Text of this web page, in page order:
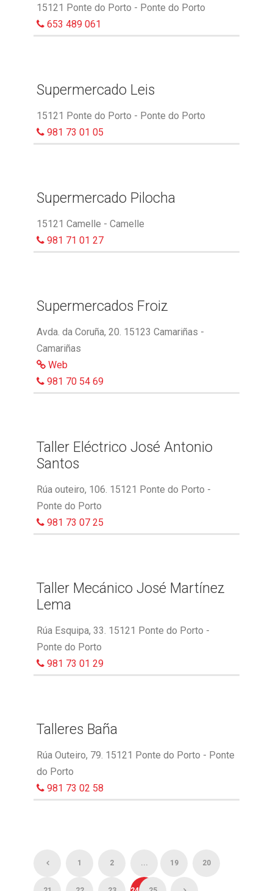
15121 Ponte do Porto - Ponte do Porto
653 489 061
Supermercado Leis
15121 Ponte do Porto - Ponte do Porto
981 73 01 05
Supermercado Pilocha
15121 Camelle - Camelle
981 71 01 27
Supermercados Froiz
Avda. da Coruña, 20. 15123 Camariñas -
Camariñas
Web
981 70 54 69
Taller Eléctrico José Antonio
Santos
Rúa outeiro, 106. 15121 Ponte do Porto -
Ponte do Porto
981 73 07 25
Taller Mecánico José Martínez
Lema
Rúa Esquipa, 33. 15121 Ponte do Porto -
Ponte do Porto
981 73 01 29
Talleres Baña
Rúa Outeiro, 79. 15121 Ponte do Porto - Ponte
do Porto
981 73 02 58
1 2 ... 19 20